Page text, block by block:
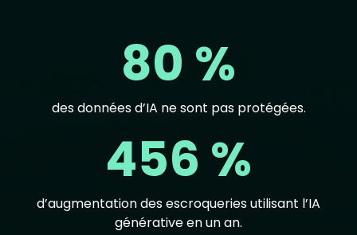
80 %
des données d’IA ne sont pas protégées.
456 %
d’augmentation des escroqueries utilisant l’IA
générative en un an.